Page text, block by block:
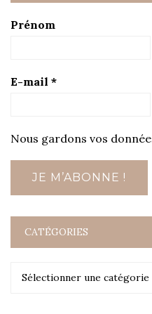
Prénom
E-mail *
Nous gardons vos
CATÉGORIES
Sélectionner une catégorie
Catégories